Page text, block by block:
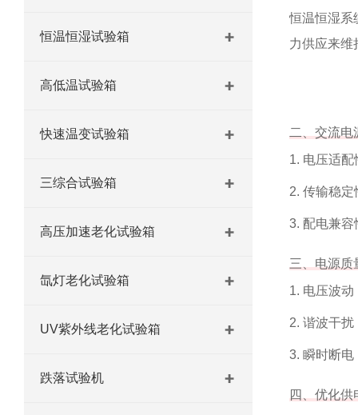
恒温恒湿试验箱
高低温试验箱
快速温变试验箱
三综合试验箱
高压加速老化试验箱
氙灯老化试验箱
UV紫外线老化试验箱
跌落试验机
恒温恒湿系
力供应来维
二、交流电
1. 电压适
2. 传输稳
3. 配电兼
三、电源质
1. 电压波
2. 谐波干
3. 瞬时断电
四、优化